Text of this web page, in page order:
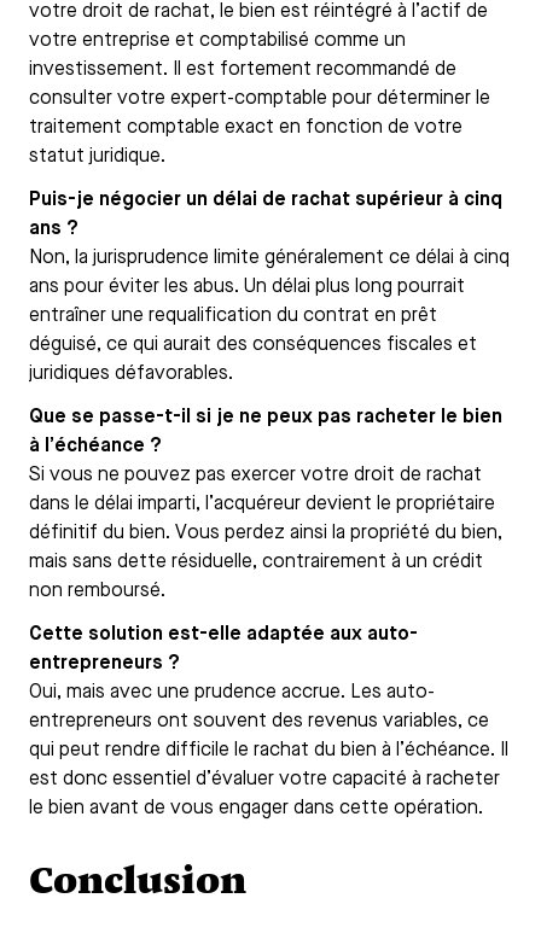
votre droit de rachat, le bien est réintégré à l’actif de
votre entreprise et comptabilisé comme un
investissement. Il est fortement recommandé de
consulter votre expert-comptable pour déterminer le
traitement comptable exact en fonction de votre
statut juridique.
Puis-je négocier un délai de rachat supérieur à cinq
ans ?
Non, la jurisprudence limite généralement ce délai à cinq
ans pour éviter les abus. Un délai plus long pourrait
entraîner une requalification du contrat en prêt
déguisé, ce qui aurait des conséquences fiscales et
juridiques défavorables.
Que se passe-t-il si je ne peux pas racheter le bien
à l’échéance ?
Si vous ne pouvez pas exercer votre droit de rachat
dans le délai imparti, l’acquéreur devient le propriétaire
définitif du bien. Vous perdez ainsi la propriété du bien,
mais sans dette résiduelle, contrairement à un crédit
non remboursé.
Cette solution est-elle adaptée aux auto-
entrepreneurs ?
Oui, mais avec une prudence accrue. Les auto-
entrepreneurs ont souvent des revenus variables, ce
qui peut rendre difficile le rachat du bien à l’échéance. Il
est donc essentiel d’évaluer votre capacité à racheter
le bien avant de vous engager dans cette opération.
Conclusion